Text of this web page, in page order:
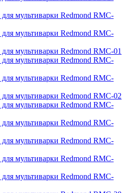
для мультиварки Redmond RMC-
для мультиварки Redmond RMC-
для мультиварки Redmond RMC-01
для мультиварки Redmond RMC-
для мультиварки Redmond RMC-
для мультиварки Redmond RMC-02
для мультиварки Redmond RMC-
для мультиварки Redmond RMC-
для мультиварки Redmond RMC-
для мультиварки Redmond RMC-
для мультиварки Redmond RMC-